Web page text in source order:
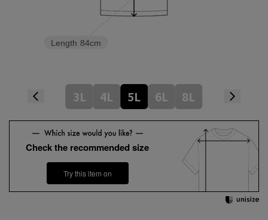
Length 84cm
3L 4L 5L 6L 8L
Check the recommended size
Try this item on